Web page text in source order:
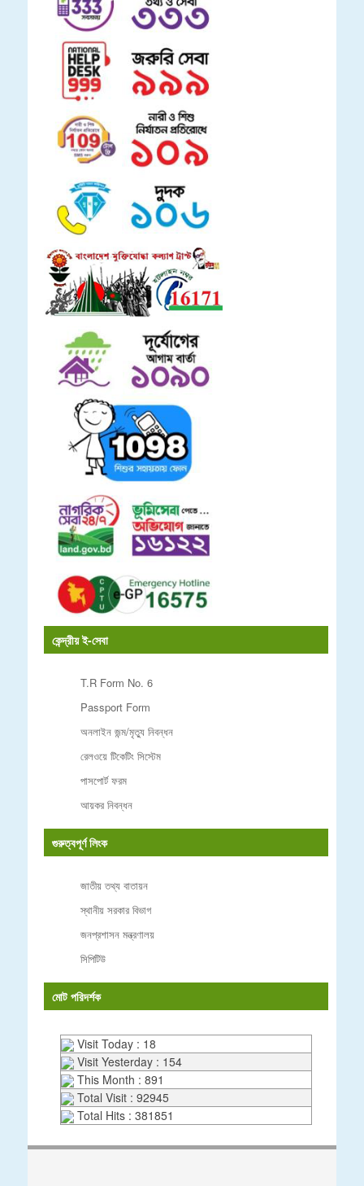
কেন্দ্রীয় ই-সেবা
T.R Form No. 6
Passport Form
অনলাইন জন্ম/মৃত্যু নিবন্ধন
রেলওয়ে টিকেটিং সিস্টেম
পাসপোর্ট ফরম
আয়কর নিবন্ধন
গুরুত্বপূর্ণ লিংক
জাতীয় তথ্য বাতায়ন
স্থানীয় সরকার বিভাগ
জনপ্রশাসন মন্ত্রণালয়
সিপিটিউ
মোট পরিদর্শক
Visit Today : 18
Visit Yesterday : 154
This Month : 891
Total Visit : 92945
Total Hits : 381851